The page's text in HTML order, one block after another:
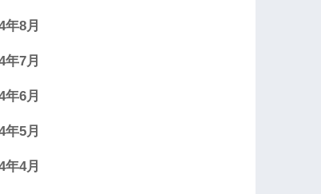
年8月
年7月
年6月
年5月
年4月